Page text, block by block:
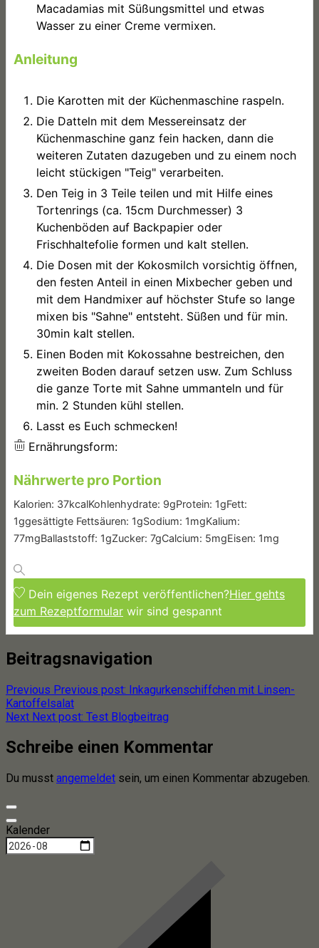
Macadamias mit Süßungsmittel und etwas
Wasser zu einer Creme vermixen.
Anleitung
Die Karotten mit der Küchenmaschine raspeln.
Die Datteln mit dem Messereinsatz der
Küchenmaschine ganz fein hacken, dann die
weiteren Zutaten dazugeben und zu einem noch
leicht stückigen "Teig" verarbeiten.
Den Teig in 3 Teile teilen und mit Hilfe eines
Tortenrings (ca. 15cm Durchmesser) 3
Kuchenböden auf Backpapier oder
Frischhaltefolie formen und kalt stellen.
Die Dosen mit der Kokosmilch vorsichtig öffnen,
den festen Anteil in einen Mixbecher geben und
mit dem Handmixer auf höchster Stufe so lange
mixen bis "Sahne" entsteht. Süßen und für min.
30min kalt stellen.
Einen Boden mit Kokossahne bestreichen, den
zweiten Boden darauf setzen usw. Zum Schluss
die ganze Torte mit Sahne ummanteln und für
min. 2 Stunden kühl stellen.
Lasst es Euch schmecken!
Ernährungsform:
Nährwerte pro Portion
Kalorien: 37kcalKohlenhydrate: 9gProtein: 1gFett:
1ggesättigte Fettsäuren: 1gSodium: 1mgKalium:
77mgBallaststoff: 1gZucker: 7gCalcium: 5mgEisen: 1mg
Dein eigenes Rezept veröffentlichen?Hier gehts
zum Rezeptformular wir sind gespannt
Beitragsnavigation
Previous Previous post: Inkagurkenschiffchen mit Linsen-
Kartoffelsalat
Next Next post: Test Blogbeitrag
Schreibe einen Kommentar
Du musst angemeldet sein, um einen Kommentar abzugeben.
Kalender